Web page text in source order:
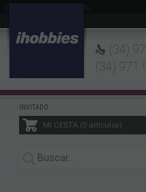
(34)
(34) 971
INVITADO
MI CESTA 0artículos